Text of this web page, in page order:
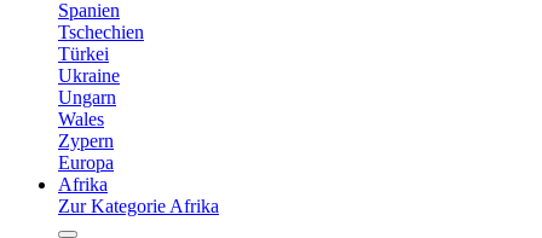
Spanien
Tschechien
Türkei
Ukraine
Ungarn
Wales
Zypern
Europa
Afrika
Zur Kategorie Afrika